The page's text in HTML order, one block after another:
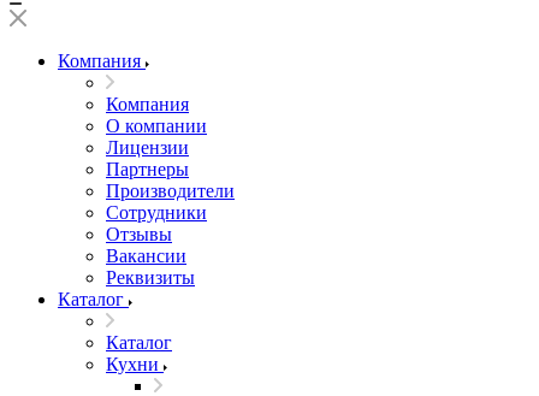
Компания
Компания
О компании
Лицензии
Партнеры
Производители
Сотрудники
Отзывы
Вакансии
Реквизиты
Каталог
Каталог
Кухни